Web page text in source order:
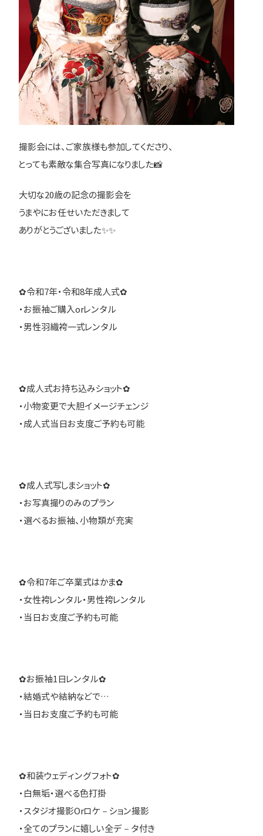
撮影会には、ご家族様も参加してくださり、
とっても素敵な集合写真になりました📸
大切な20歳の記念の撮影会を
うまやにお任せいただきまして
ありがとうございました✨✨
✿令和7年・令和8年成人式✿
・お振袖ご購入orレンタル
・男性羽織袴一式レンタル
✿成人式お持ち込みショット✿
・小物変更で大胆イメージチェンジ
・成人式当日お支度ご予約も可能
✿成人式写しまショット✿
・お写真撮りのみのプラン
・選べるお振袖、小物類が充実
✿令和7年ご卒業式はかま✿
・女性袴レンタル・男性袴レンタル
・当日お支度ご予約も可能
✿お振袖1日レンタル✿
・結婚式や結納などで…
・当日お支度ご予約も可能
✿和装ウェディングフォト✿
・白無垢・選べる色打掛
・スタジオ撮影Orロケ－ション撮影
・全てのプランに嬉しい全デ－タ付き